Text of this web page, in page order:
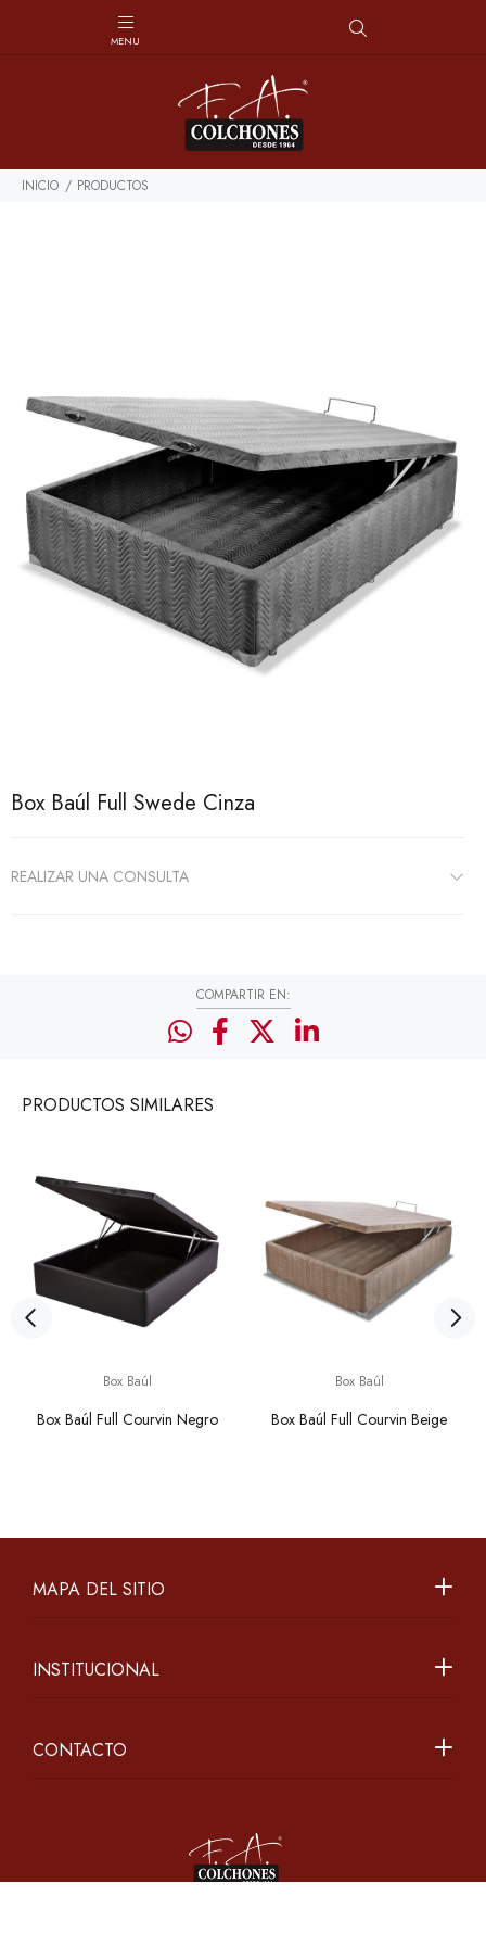
INICIO PRODUCTOS
Box Baúl Full Swede Cinza
REALIZAR UNA CONSULTA
COMPARTIR EN:
PRODUCTOS SIMILARES
Box Baúl
Box Baúl Full Courvin Negro
Box Baúl
Box Baúl Full Courvin Beige
MAPA DEL SITIO
INSTITUCIONAL
CONTACTO